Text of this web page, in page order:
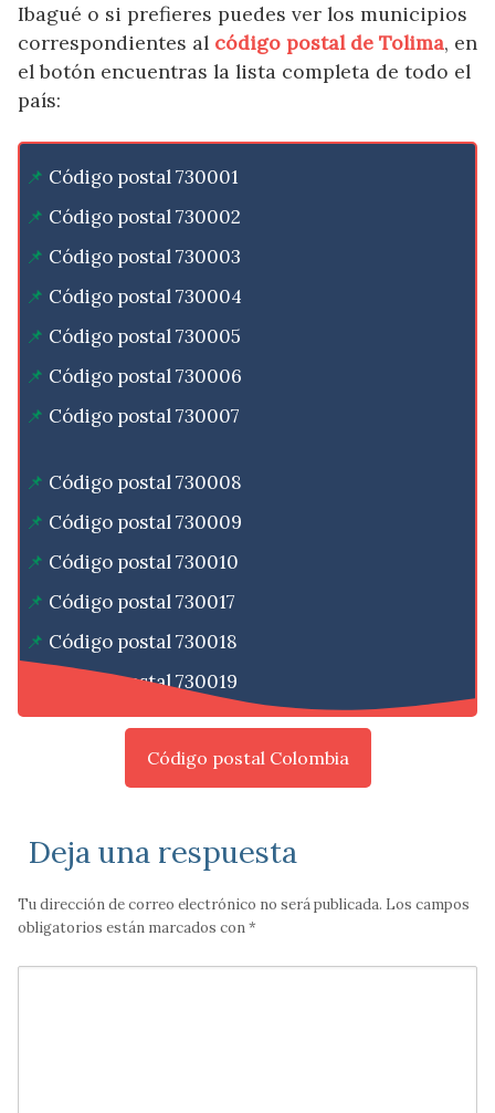
Ibagué o si prefieres puedes ver los municipios
correspondientes al código postal de Tolima, en
el botón encuentras la lista completa de todo el
país:
Código postal 730001
Código postal 730002
Código postal 730003
Código postal 730004
Código postal 730005
Código postal 730006
Código postal 730007
Código postal 730008
Código postal 730009
Código postal 730010
Código postal 730017
Código postal 730018
Código postal 730019
Código postal Colombia
Deja una respuesta
Tu dirección de correo electrónico no será publicada. Los campos
obligatorios están marcados con*